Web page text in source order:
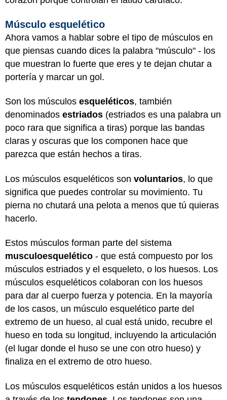
Músculo esquelético
Ahora vamos a hablar sobre el tipo de músculos en
que piensas cuando dices la palabra "músculo" - los
que muestran lo fuerte que eres y te dejan chutar a
portería y marcar un gol.
Son los músculos esqueléticos, también
denominados estriados (estriados es una palabra un
poco rara que significa a tiras) porque las bandas
claras y oscuras que los componen hace que
parezca que están hechos a tiras.
Los músculos esqueléticos son voluntarios, lo que
significa que puedes controlar su movimiento. Tu
pierna no chutará una pelota a menos que tú quieras
hacerlo.
Estos músculos forman parte del sistema
musculoesquelético - que está compuesto por los
músculos estriados y el esqueleto, o los huesos. Los
músculos esqueléticos colaboran con los huesos
para dar al cuerpo fuerza y potencia. En la mayoría
de los casos, un músculo esquelético parte del
extremo de un hueso, al cual está unido, recubre el
hueso en toda su longitud, incluyendo la articulación
(el lugar donde el huso se une con otro hueso) y
finaliza en el extremo de otro hueso.
Los músculos esqueléticos están unidos a los huesos